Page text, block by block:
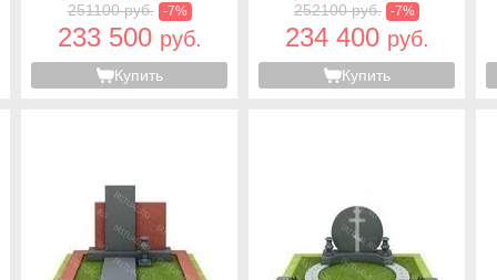
251100 руб. -7%
233 500 руб.
Купить
252100 руб. -7%
234 400 руб.
Купить